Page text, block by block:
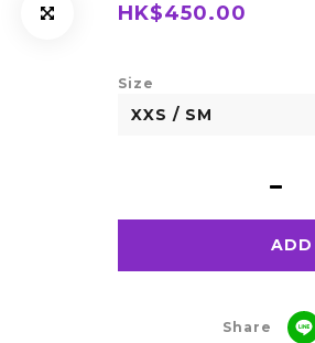
HK$450.00
Size
Share